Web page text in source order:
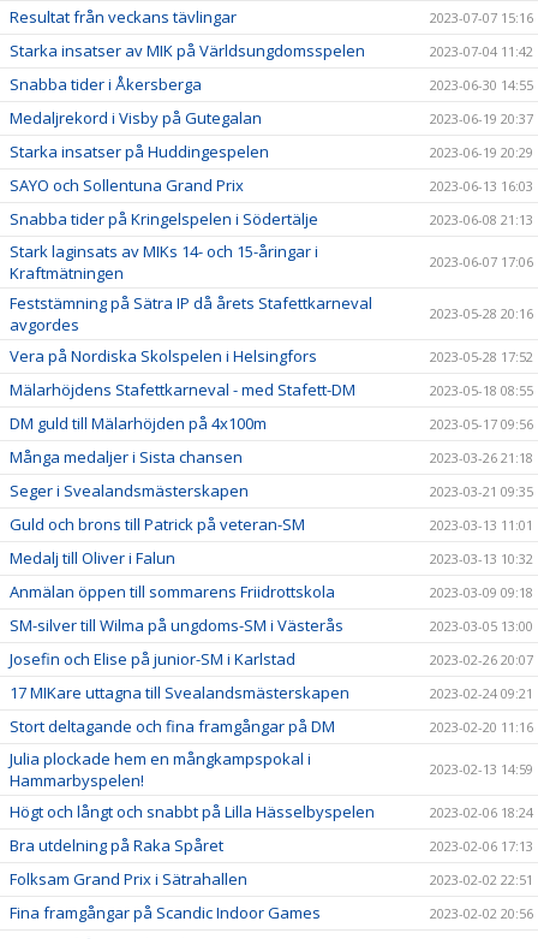
Resultat från veckans tävlingar 2023-07-07 15:16
Starka insatser av MIK på Världsungdomsspelen 2023-07-04 11:42
Snabba tider i Åkersberga 2023-06-30 14:55
Medaljrekord i Visby på Gutegalan 2023-06-19 20:37
Starka insatser på Huddingespelen 2023-06-19 20:29
SAYO och Sollentuna Grand Prix 2023-06-13 16:03
Snabba tider på Kringelspelen i Södertälje 2023-06-08 21:13
Stark laginsats av MIKs 14- och 15-åringar i
Kraftmätningen
2023-06-07 17:06
Feststämning på Sätra IP då årets Stafettkarneval
avgordes
2023-05-28 20:16
Vera på Nordiska Skolspelen i Helsingfors 2023-05-28 17:52
Mälarhöjdens Stafettkarneval - med Stafett-DM 2023-05-18 08:55
DM guld till Mälarhöjden på 4x100m 2023-05-17 09:56
Många medaljer i Sista chansen 2023-03-26 21:18
Seger i Svealandsmästerskapen 2023-03-21 09:35
Guld och brons till Patrick på veteran-SM 2023-03-13 11:01
Medalj till Oliver i Falun 2023-03-13 10:32
Anmälan öppen till sommarens Friidrottskola 2023-03-09 09:18
SM-silver till Wilma på ungdoms-SM i Västerås 2023-03-05 13:00
Josefin och Elise på junior-SM i Karlstad 2023-02-26 20:07
17 MIKare uttagna till Svealandsmästerskapen 2023-02-24 09:21
Stort deltagande och fina framgångar på DM 2023-02-20 11:16
Julia plockade hem en mångkampspokal i
Hammarbyspelen!
2023-02-13 14:59
Högt och långt och snabbt på Lilla Hässelbyspelen 2023-02-06 18:24
Bra utdelning på Raka Spåret 2023-02-06 17:13
Folksam Grand Prix i Sätrahallen 2023-02-02 22:51
Fina framgångar på Scandic Indoor Games 2023-02-02 20:56